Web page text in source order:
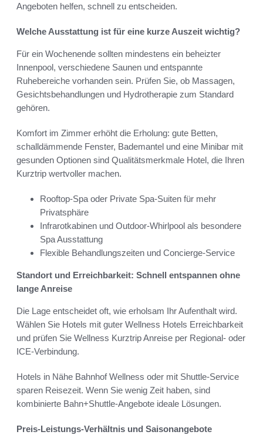
Angeboten helfen, schnell zu entscheiden.
Welche Ausstattung ist für eine kurze Auszeit wichtig?
Für ein Wochenende sollten mindestens ein beheizter
Innenpool, verschiedene Saunen und entspannte
Ruhebereiche vorhanden sein. Prüfen Sie, ob Massagen,
Gesichtsbehandlungen und Hydrotherapie zum Standard
gehören.
Komfort im Zimmer erhöht die Erholung: gute Betten,
schalldämmende Fenster, Bademantel und eine Minibar mit
gesunden Optionen sind Qualitätsmerkmale Hotel, die Ihren
Kurztrip wertvoller machen.
Rooftop-Spa oder Private Spa-Suiten für mehr
Privatsphäre
Infrarotkabinen und Outdoor-Whirlpool als besondere
Spa Ausstattung
Flexible Behandlungszeiten und Concierge-Service
Standort und Erreichbarkeit: Schnell entspannen ohne
lange Anreise
Die Lage entscheidet oft, wie erholsam Ihr Aufenthalt wird.
Wählen Sie Hotels mit guter Wellness Hotels Erreichbarkeit
und prüfen Sie Wellness Kurztrip Anreise per Regional- oder
ICE-Verbindung.
Hotels in Nähe Bahnhof Wellness oder mit Shuttle-Service
sparen Reisezeit. Wenn Sie wenig Zeit haben, sind
kombinierte Bahn+Shuttle-Angebote ideale Lösungen.
Preis-Leistungs-Verhältnis und Saisonangebote